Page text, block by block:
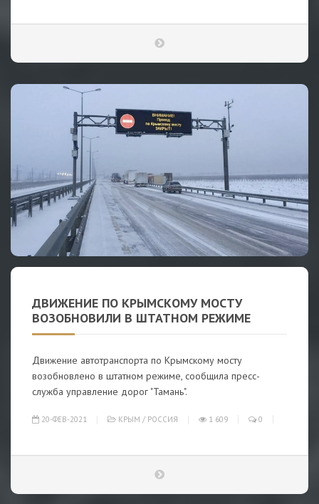
ДВИЖЕНИЕ ПО КРЫМСКОМУ МОСТУ
ВОЗОБНОВИЛИ В ШТАТНОМ РЕЖИМЕ
Движение автотранспорта по Крымскому мосту
возобновлено в штатном режиме, сообщила пресс-
служба управление дорог "Тамань".
20-ФЕВ-2021 КРЫМ / РОССИЯ 1 609 0